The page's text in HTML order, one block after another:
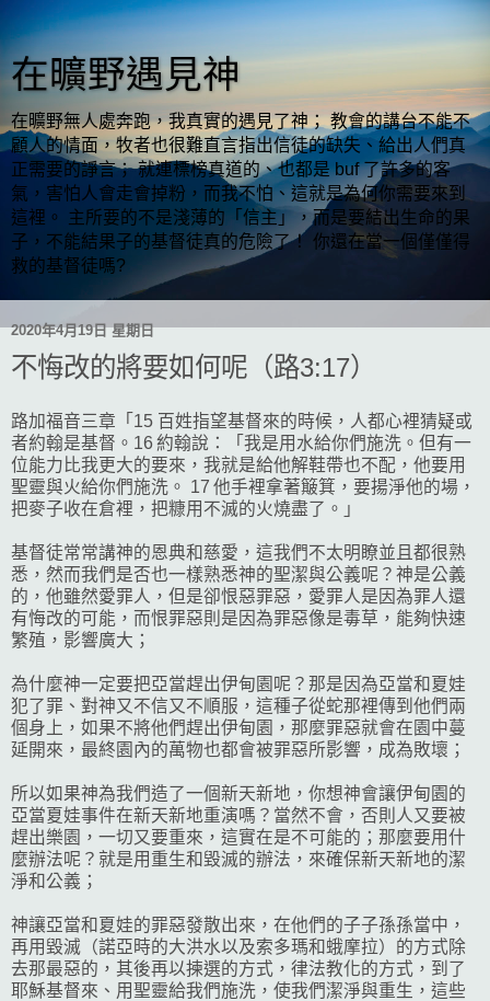
在曠野遇見神
在曠野無人處奔跑，我真實的遇見了神； 教會的講台不能不
顧人的情面，牧者也很難直言指出信徒的缺失、給出人們真
正需要的諍言； 就連標榜真道的、也都是 buf 了許多的客
氣，害怕人會走會掉粉，而我不怕、這就是為何你需要來到
這裡。 主所要的不是淺薄的「信主」，而是要結出生命的果
子，不能結果子的基督徒真的危險了！ 你還在當一個僅僅得
救的基督徒嗎?
2020年4月19日 星期日
不悔改的將要如何呢（路3:17）
路加福音三章「15 百姓指望基督來的時候，人都心裡猜疑或
者約翰是基督。16 約翰說：「我是用水給你們施洗。但有一
位能力比我更大的要來，我就是給他解鞋帶也不配，他要用
聖靈與火給你們施洗。 17 他手裡拿著簸箕，要揚淨他的場，
把麥子收在倉裡，把糠用不滅的火燒盡了。」
基督徒常常講神的恩典和慈愛，這我們不太明瞭並且都很熟
悉，然而我們是否也一樣熟悉神的聖潔與公義呢？神是公義
的，他雖然愛罪人，但是卻恨惡罪惡，愛罪人是因為罪人還
有悔改的可能，而恨罪惡則是因為罪惡像是毒草，能夠快速
繁殖，影響廣大；
為什麼神一定要把亞當趕出伊甸園呢？那是因為亞當和夏娃
犯了罪、對神又不信又不順服，這種子從蛇那裡傳到他們兩
個身上，如果不將他們趕出伊甸園，那麼罪惡就會在園中蔓
延開來，最終園內的萬物也都會被罪惡所影響，成為敗壞；
所以如果神為我們造了一個新天新地，你想神會讓伊甸園的
亞當夏娃事件在新天新地重演嗎？當然不會，否則人又要被
趕出樂園，一切又要重來，這實在是不可能的；那麼要用什
麼辦法呢？就是用重生和毀滅的辦法，來確保新天新地的潔
淨和公義；
神讓亞當和夏娃的罪惡發散出來，在他們的子子孫孫當中，
再用毀滅（諾亞時的大洪水以及索多瑪和蛾摩拉）的方式除
去那最惡的，其後再以揀選的方式，律法教化的方式，到了
耶穌基督來、用聖靈給我們施洗，使我們潔淨與重生，這些